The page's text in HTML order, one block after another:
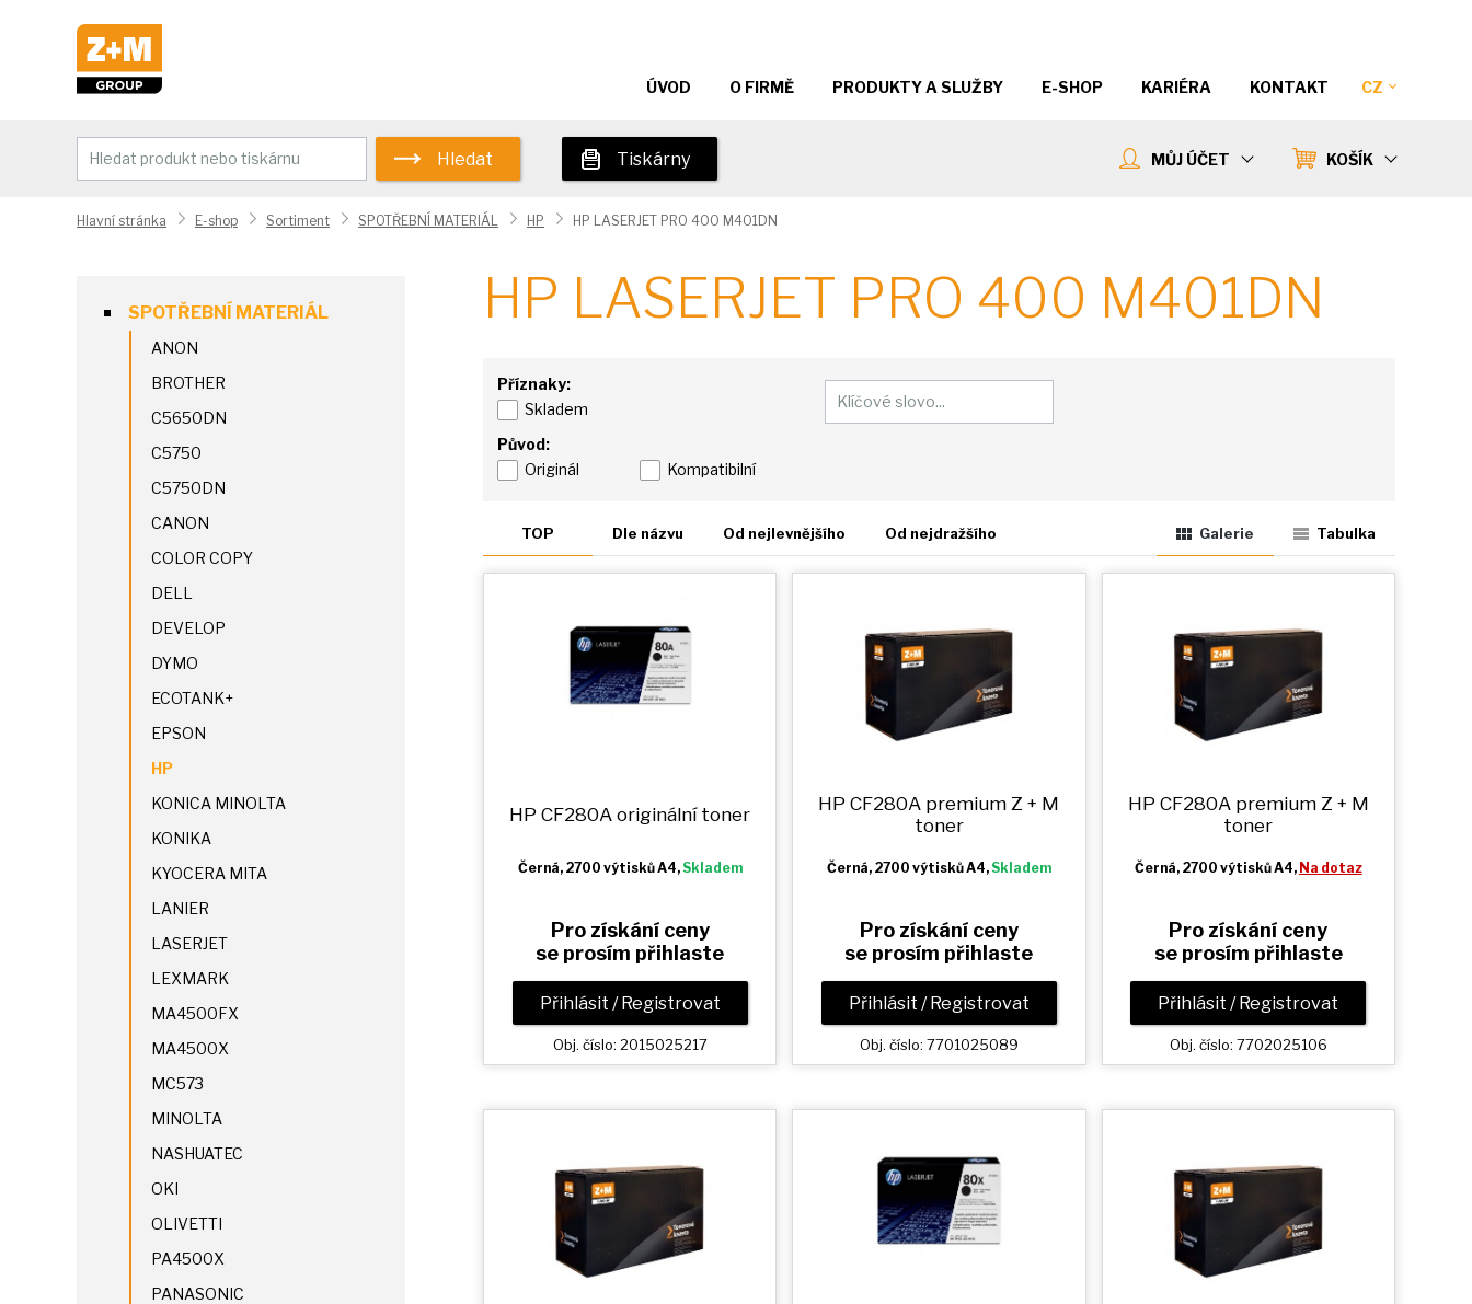
CZ
ÚVOD O FIRMĚ PRODUKTY A SLUŽBY E-SHOP KARIÉRA KONTAKT
Hledat Tiskárny KOŠÍK
MŮJ ÚČET
Hlavní stránka E-shop Sortiment SPOTŘEBNÍ MATERIÁL HP HP LASERJET PRO 400 M401DN
HP LASERJET PRO 400 M401DN
Příznaky:
Skladem
Původ:
Originál
Kompatibilní
TOP Dle názvu Od nejlevnějšího Od nejdražšího Tabulka
Galerie
HP CF280A originální toner
Černá, 2700 výtisků A4,Skladem
Pro získání ceny
se prosím přihlaste
Přihlásit / Registrovat
Obj. číslo: 2015025217
HP CF280A premiumZ + M
toner
Černá, 2700 výtisků A4,Skladem
Pro získání ceny
se prosím přihlaste
Přihlásit / Registrovat
Obj. číslo: 7701025089
HP CF280A premium Z + M
toner
Černá, 2700 výtisků A4, Na dotaz
Pro získání ceny
se prosím přihlaste
Přihlásit / Registrovat
Obj. číslo: 7702025106
SPOTŘEBNÍ MATERIÁL
ANON
BROTHER
C5650DN
C5750
C5750DN
CANON
COLOR COPY
DELL
DEVELOP
DYMO
ECOTANK+
EPSON
HP
KONICA MINOLTA
KONIKA
KYOCERA MITA
LANIER
LASERJET
LEXMARK
MA4500FX
MA4500X
MC573
MINOLTA
NASHUATEC
OKI
OLIVETTI
PA4500X
PANASONIC